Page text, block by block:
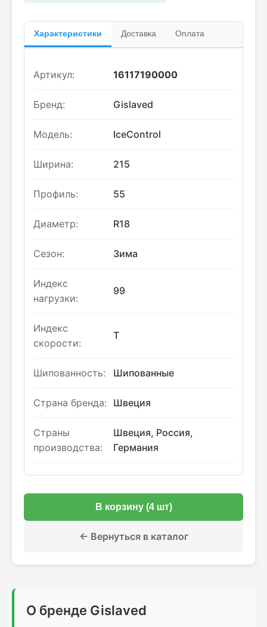
Характеристики Доставка Оплата
Артикул: 16117190000
Бренд: Gislaved
Модель: IceControl
Ширина: 215
Профиль: 55
Диаметр: R18
Сезон: Зима
Индекс
нагрузки:
99
Индекс
скорости:
T
Шипованность: Шипованные
Страна бренда: Швеция
Страны
производства:
Швеция, Россия,
Германия
В корзину (4 шт)
← Вернуться в каталог
О бренде Gislaved